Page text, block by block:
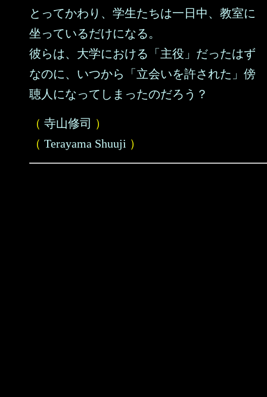
とってかわり、学生たちは一日中、教室に
坐っているだけになる。
彼らは、大学における「主役」だったはず
なのに、いつから「立会いを許された」傍
聴人になってしまったのだろう？
（ 寺山修司 ）
（ Terayama Shuuji ）